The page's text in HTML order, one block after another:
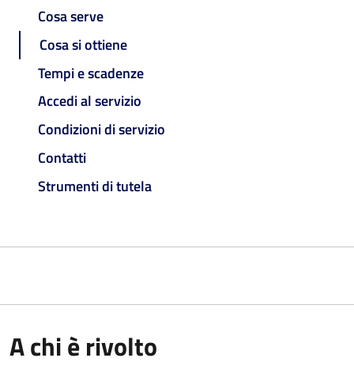
Cosa serve
Cosa si ottiene
Tempi e scadenze
Accedi al servizio
Condizioni di servizio
Contatti
Strumenti di tutela
A chi è rivolto